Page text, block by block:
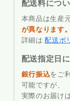
配送料につ
本商品は生産
が異なります。
詳細は配送ポ
配送指定日
銀行振込をご
可能ですが、
実際のお届け